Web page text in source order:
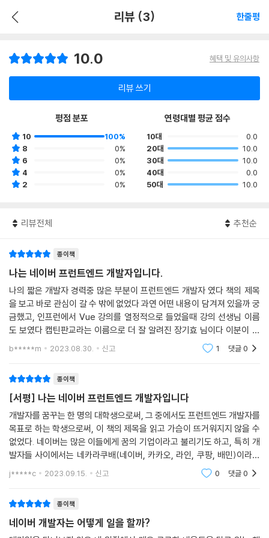
리뷰 (3) 한줄평
10.0 혜택 및 유의사항
리뷰 쓰기
평점 분포
10
100%
8
0%
6
0%
4
0%
2
0%
연령대별 평균 점수
10대
0.0
20대
10.0
30대
10.0
40대
0.0
50대
10.0
리뷰전체 추천순
종이책
나는 네이버 프런트엔드 개발자입니다.
나의 짧은 개발자 경력중 많은 부분이 프런트엔드 개발자 였다 책의 제목
을 보고 바로 관심이 갈 수 밖에 없었다 과연 어떤 내용이 담겨져 있을까 궁
금했고, 인프런에서 Vue 강의를 열정적으로 들었을때 강의 선생님 이름
도 보였다 캡틴판교라는 이름으로 더 잘 알려진 장기효 님이다 이분이 어
떤 분일까 궁금했는데 책을 통해서 강의를 시작한 내용부터 프론트 엔드
b*****m 2023.08.30. 신고 1 댓글0
종이책
[서평] 나는 네이버 프런트엔드 개발자입니다
개발자를 꿈꾸는 한 명의 대학생으로써, 그 중에서도 프런트엔드 개발자를
목표로 하는 학생으로써, 이 책의 제목을 읽고 가슴이 뜨거워지지 않을 수
없었다. 네이버는 많은 이들에게 꿈의 기업이라고 불리기도 하고, 특히 개
발자들 사이에서는 네카라쿠배(네이버, 카카오, 라인, 쿠팡, 배민)이라는
메이저급 회사 중 하나로 자리 잡고 있다. 이런 기업에서 일하고 있는 프런
트엔드 개발
j*****c 2023.09.15. 신고 0 댓글0
종이책
네이버 개발자는 어떻게 일을 할까?